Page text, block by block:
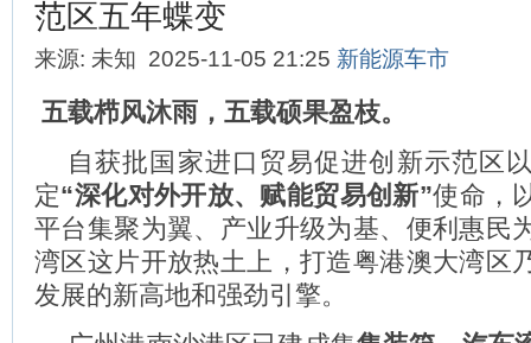
范区五年蝶变
来源: 未知 2025-11-05 21:25 新能源车市
五载栉风沐雨，五载硕果盈枝。
自获批国家进口贸易促进创新示范区
定“深化对外开放、赋能贸易创新”使命，
平台集聚为翼、产业升级为基、便利惠民
湾区这片开放热土上，打造粤港澳大湾区
发展的新高地和强劲引擎。